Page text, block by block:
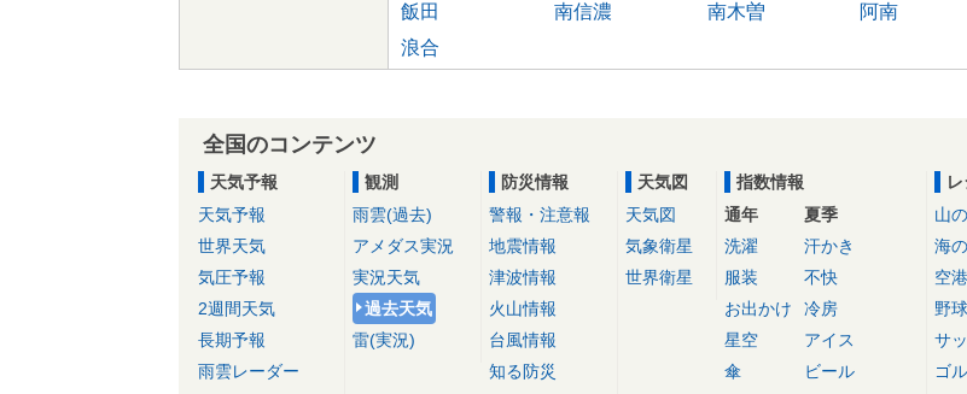
飯田
南信濃 南木曽
阿南
浪合
全国のコンテンツ
天気予報
天気予報
世界天気
気圧予報
2週間天気
長期予報
雨雲レーダー
観測
雨雲(過去)
アメダス実況
実況天気
過去天気
雷(実況)
防災情報
警報・注意報
地震情報
津波情報
火山情報
台風情報
知る防災
天気図
天気図
気象衛星
世界衛星
指数情報
通年
洗濯
服装
お出かけ
星空
傘
夏季
汗かき
不快
冷房
アイス
ビール
山
海
空港
野
サ
ゴ